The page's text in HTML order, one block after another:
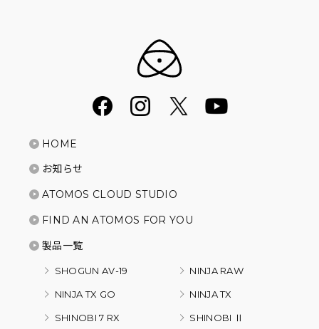
HOME
お知らせ
ATOMOS CLOUD STUDIO
FIND AN ATOMOS FOR YOU
製品一覧
SHOGUN AV-19 NINJA RAW
NINJA TX GO NINJA TX
SHINOBI 7 RX SHINOBI Ⅱ